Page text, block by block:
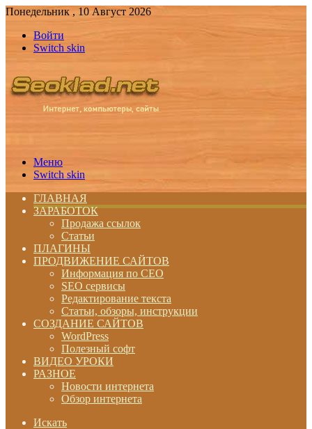
Понедельник , 10 Август 2026
Войти
Switch skin
Меню
Switch skin
ГЛАВНАЯ
ЗАРАБОТОК
Продажа ссылок
Статьи
ПЛАГИНЫ
ПРОДВИЖЕНИЕ САЙТОВ
Информация по СЕО
SEO сервисы
Редактирование текста
Статьи, обзоры, инструкции
СОЗДАНИЕ САЙТОВ
WordPress
Полезный софт
ВИДЕО УРОКИ
РАЗНОЕ
Новости интернета
Обзор интернета
Искать